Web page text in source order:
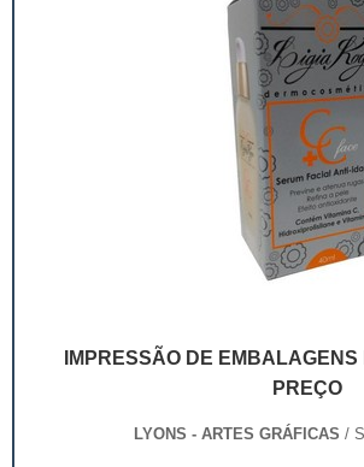
IMPRESSÃO DE
PREÇO
LYONS - ARTES GRÁFICAS /